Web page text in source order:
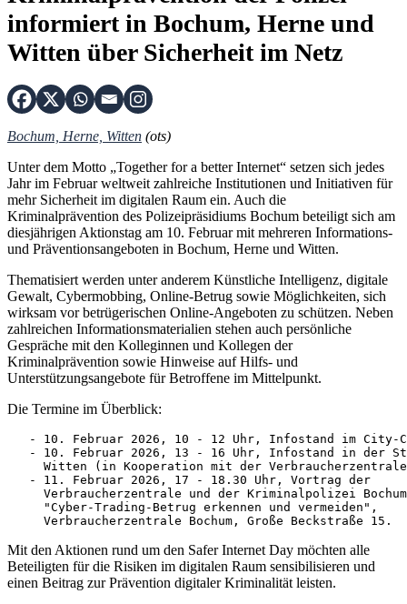
informiert in Bochum, Herne und
Witten über Sicherheit im Netz
Bochum, Herne, Witten (ots)
Unter dem Motto „Together for a better Internet“ setzen sich jedes
Jahr im Februar weltweit zahlreiche Institutionen und Initiativen für
mehr Sicherheit im digitalen Raum ein. Auch die
Kriminalprävention des Polizeipräsidiums Bochum beteiligt sich am
diesjährigen Aktionstag am 10. Februar mit mehreren Informations-
und Präventionsangeboten in Bochum, Herne und Witten.
Thematisiert werden unter anderem Künstliche Intelligenz, digitale
Gewalt, Cybermobbing, Online-Betrug sowie Möglichkeiten, sich
wirksam vor betrügerischen Online-Angeboten zu schützen. Neben
zahlreichen Informationsmaterialien stehen auch persönliche
Gespräche mit den Kolleginnen und Kollegen der
Kriminalprävention sowie Hinweise auf Hilfs- und
Unterstützungsangebote für Betroffene im Mittelpunkt.
Die Termine im Überblick:
- 10. Februar 2026, 10 - 12 Uhr, Infostand im City-
- 10. Februar 2026, 13 - 16 Uhr, Infostand in der
Witten (in Kooperation mit der
   - 11. Februar 2026, 17 - 18.30 Uhr, Vortrag der
Verbraucherzentrale und der Kriminalpolizei
     "Cyber-Trading-Betrug erkennen und vermeiden",
     Verbraucherzentrale Bochum, Große Beckstraße 15.
Mit den Aktionen rund um den Safer Internet Day möchten alle
Beteiligten für die Risiken im digitalen Raum sensibilisieren und
einen Beitrag zur Prävention digitaler Kriminalität leisten.